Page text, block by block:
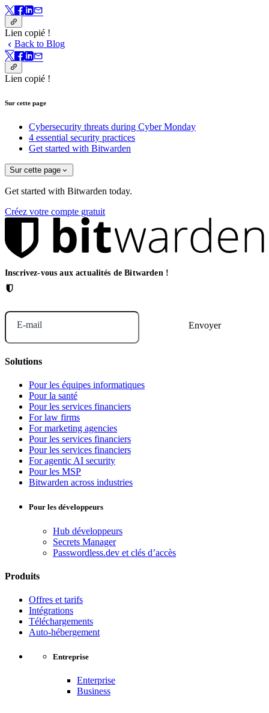
Lien copié !
Back to Blog
Lien copié !
Sur cette page
Cybersecurity threats during Cyber Monday
4 essential security practices
Get started with Bitwarden
Sur cette page
Get started with Bitwarden today.
Créez votre compte gratuit
Inscrivez-vous aux actualités de Bitwarden !
E-mail
Solutions
Pour les équipes informatiques
Pour la santé
Pour les services financiers
For law firms
For marketing agencies
Pour les services financiers
Pour les services financiers
For agentic AI security
Pour les MSP
Bitwarden across industries
Pour les développeurs
Hub développeurs
Secrets Manager
Passwordless.dev et clés d’accès
Produits
Offres et tarifs
Intégrations
Téléchargements
Auto-hébergement
Entreprise
Enterprise
Business